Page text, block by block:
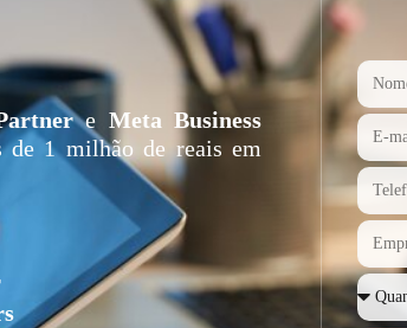
e Meta Business
de 1 milhão de reais em